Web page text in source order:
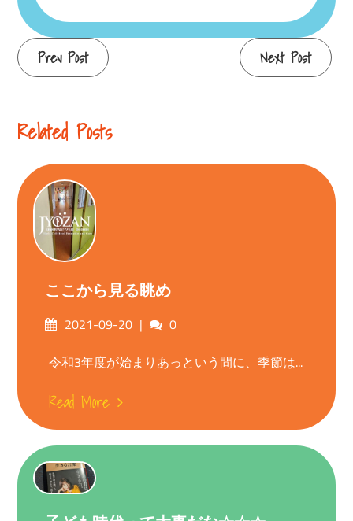
Continue
Prev Post Next Post
Related Posts
ここから見る眺め
Posted2021-09-20 Comments
0
令和3年度が始まりあっという間に、季節は...
Read More